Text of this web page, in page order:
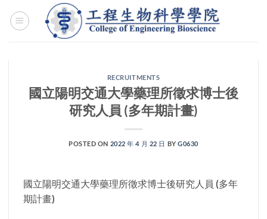
RECRUITMENTS
國立陽明交通大學藥理所徵求博士後
研究人員 (多年期計畫)
POSTED ON 2022 年 4 月 22 日 BYG0630
國立陽明交通大學藥理所徵求博士後研究人員 (多年
期計畫)